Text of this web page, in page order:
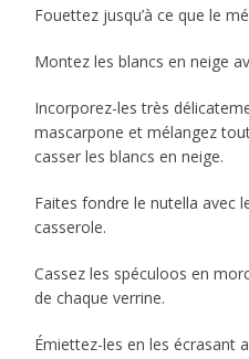
Fouettez jusqu’à ce que le
Montez les blancs en neige
Incorporez-les très
mascarpone et mélangez
casser les blancs en neige.
Faites fondre le nutella avec
casserole.
Cassez les spéculoos en
de chaque verrine.
Émiettez-les en les écrasant